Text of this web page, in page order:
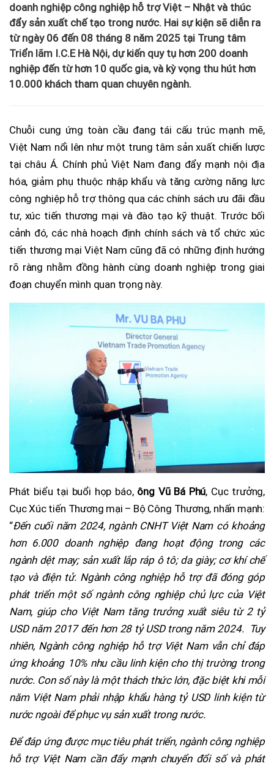
doanh nghiệp công nghiệp hỗ trợ Việt – Nhật và thúc
đẩy sản xuất chế tạo trong nước. Hai sự kiện sẽ diễn ra
từ ngày 06 đến 08 tháng 8 năm 2025 tại Trung tâm
Triển lãm I.C.E Hà Nội, dự kiến quy tụ hơn 200 doanh
nghiệp đến từ hơn 10 quốc gia, và kỳ vọng thu hút hơn
10.000 khách tham quan chuyên ngành.
Chuỗi cung ứng toàn cầu đang tái cấu trúc mạnh mẽ,
Việt Nam nổi lên như một trung tâm sản xuất chiến lược
tại châu Á. Chính phủ Việt Nam đang đẩy mạnh nội địa
hóa, giảm phụ thuộc nhập khẩu và tăng cường năng lực
công nghiệp hỗ trợ thông qua các chính sách ưu đãi đầu
tư, xúc tiến thương mại và đào tạo kỹ thuật. Trước bối
cảnh đó, các nhà hoạch định chính sách và tổ chức xúc
tiến thương mại Việt Nam cũng đã có những định hướng
rõ ràng nhằm đồng hành cùng doanh nghiệp trong giai
đoạn chuyển mình quan trọng này.
Phát biểu tại buổi họp báo, ông Vũ Bá Phú, Cục trưởng,
Cục Xúc tiến Thương mại – Bộ Công Thương, nhấn mạnh:
“Đến cuối năm 2024, ngành CNHT Việt Nam có khoảng
hơn 6.000 doanh nghiệp đang hoạt động trong các
ngành dệt may; sản xuất lắp ráp ô tô; da giày; cơ khí chế
tạo và điện tử. Ngành công nghiệp hỗ trợ đã đóng góp
phát triển một số ngành công nghiệp chủ lực của Việt
Nam, giúp cho Việt Nam tăng trưởng xuất siêu từ 2 tỷ
USD năm 2017 đến hơn 28 tỷ USD trong năm 2024. Tuy
nhiên, Ngành công nghiệp hỗ trợ Việt Nam vẫn chỉ đáp
ứng khoảng 10% nhu cầu linh kiện cho thị trường trong
nước. Con số này là một thách thức lớn, đặc biệt khi mỗi
năm Việt Nam phải nhập khẩu hàng tỷ USD linh kiện từ
nước ngoài để phục vụ sản xuất trong nước.
Để đáp ứng được mục tiêu phát triển, ngành công nghiệp
hỗ trợ Việt Nam cần đẩy mạnh chuyển đổi số và phát